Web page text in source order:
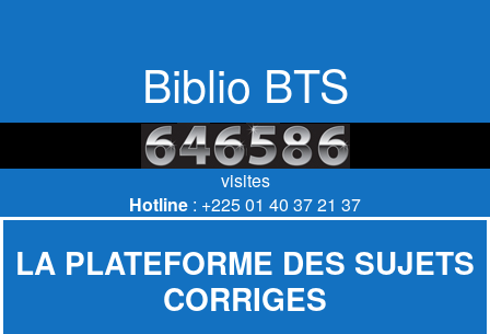
Biblio BTS
visites
Hotline : +225 01 40 37 21 37
LA PLATEFORME DES SUJETS
CORRIGES